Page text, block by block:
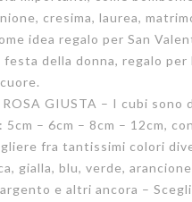
cresima, laurea,
idea regalo per San
festa della donna, regalo per
ROSA GIUSTA – I cubi sono
– 6cm – 8cm – 12cm,
fra tantissimi colori
gialla, blu, verde,
e altri ancora –